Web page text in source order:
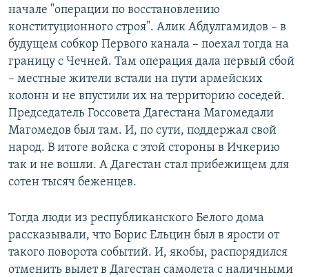
начале "операции по восстановлению
конституционного строя". Алик Абдулгамидов – в
будущем собкор Первого канала – поехал тогда на
границу с Чечней. Там операция дала первый сбой
– местные жители встали на пути армейских
колонн и не впустили их на территорию соседей.
Председатель Госсовета Дагестана Магомедали
Магомедов был там. И, по сути, поддержал свой
народ. В итоге войска с этой стороны в Ичкерию
так и не вошли. А Дагестан стал прибежищем для
сотен тысяч беженцев.
Тогда люди из республиканского Белого дома
рассказывали, что Борис Ельцин был в ярости от
такого поворота событий. И, якобы, распорядился
отменить вылет в Дагестан самолета с наличными